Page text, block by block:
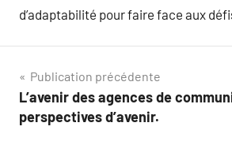
d’adaptabilité pour faire face aux
Navigation
de
Publication précédente
L’avenir des agences de
perspectives d’avenir.